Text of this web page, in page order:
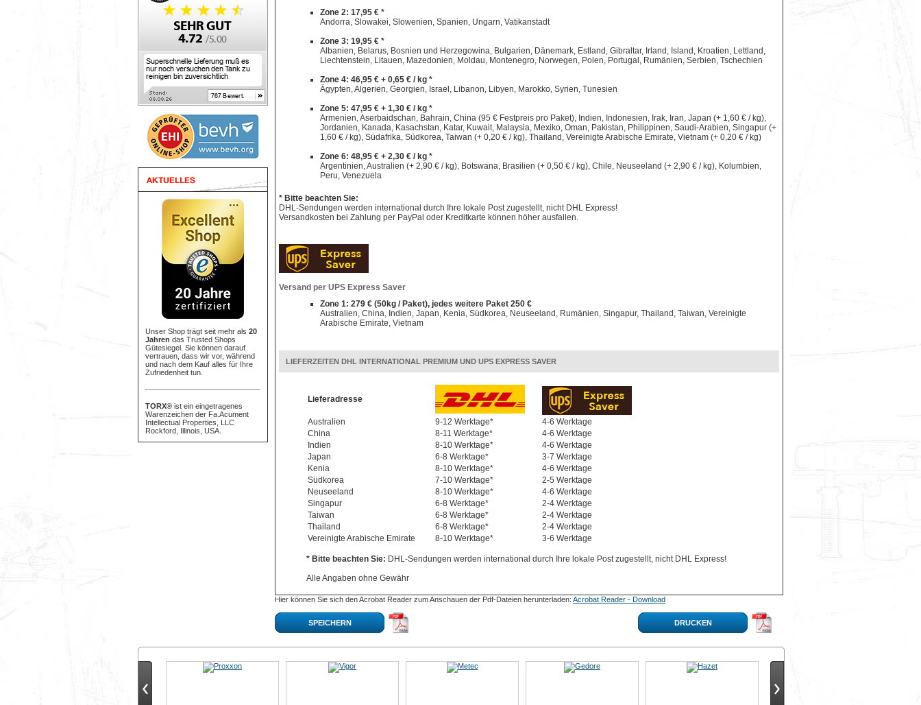
Unser Shop trägt seit mehr als 20
Jahren das Trusted Shops
Gütesiegel. Sie können darauf
vertrauen, dass wir vor, während
und nach dem Kauf alles für Ihre
Zufriedenheit tun.
TORX® ist ein eingetragenes
Warenzeichen der Fa.Acument
Intellectual Properties, LLC
Rockford, Illinois, USA.
Zone 2: 17,95 € *
Andorra, Slowakei, Slowenien, Spanien, Ungarn, Vatikanstadt
Zone 3: 19,95 € *
Albanien, Belarus, Bosnien und Herzegowina, Bulgarien, Dänemark, Estland, Gibraltar, Irland, Island, Kroatien, Lettland,
Liechtenstein, Litauen, Mazedonien, Moldau, Montenegro, Norwegen, Polen, Portugal, Rumänien, Serbien, Tschechien
Zone 4: 46,95 € + 0,65 € / kg *
Ägypten, Algerien, Georgien, Israel, Libanon, Libyen, Marokko, Syrien, Tunesien
Zone 5: 47,95 € + 1,30 € / kg *
Armenien, Aserbaidschan, Bahrain, China (95 € Festpreis pro Paket), Indien, Indonesien, Irak, Iran, Japan (+ 1,60 € / kg),
Jordanien, Kanada, Kasachstan, Katar, Kuwait, Malaysia, Mexiko, Oman, Pakistan, Philippinen, Saudi-Arabien, Singapur (+
1,60 € / kg), Südafrika, Südkorea, Taiwan (+ 0,20 € / kg), Thailand, Vereinigte Arabische Emirate, Vietnam (+ 0,20 € / kg)
Zone 6: 48,95 € + 2,30 € / kg *
Argentinien, Australien (+ 2,90 € / kg), Botswana, Brasilien (+ 0,50 € / kg), Chile, Neuseeland (+ 2,90 € / kg), Kolumbien,
Peru, Venezuela
* Bitte beachten Sie:
DHL-Sendungen werden international durch Ihre lokale Post zugestellt, nicht DHL Express!
Versandkosten bei Zahlung per PayPal oder Kreditkarte können höher ausfallen.
Versand per UPS Express Saver
Zone 1: 279 € (50kg / Paket), jedes weitere Paket 250 €
Australien, China, Indien, Japan, Kenia, Südkorea, Neuseeland, Rumänien, Singapur, Thailand, Taiwan, Vereinigte
Arabische Emirate, Vietnam
LIEFERZEITEN DHL INTERNATIONAL PREMIUM UND UPS EXPRESS SAVER
Lieferadresse
Australien 9-12 Werktage*
4-6 Werktage
China
8-11 Werktage*
4-6 Werktage
Indien
8-10 Werktage*
4-6 Werktage
Japan
6-8 Werktage*
3-7 Werktage
Kenia
8-10 Werktage*
4-6 Werktage
Südkorea
7-10 Werktage*
2-5 Werktage
Neuseeland
8-10 Werktage*
4-6 Werktage
Singapur
6-8 Werktage*
2-4 Werktage
Taiwan
6-8 Werktage*
2-4 Werktage
Thailand
6-8 Werktage*
2-4 Werktage
Vereinigte Arabische Emirate
8-10 Werktage* 3-6 Werktage
* Bitte beachten Sie: DHL-Sendungen werden international durch Ihre lokale Post zugestellt, nicht DHL Express!
Alle Angaben ohne Gewähr
Hier können Sie sich den Acrobat Reader zum Anschauen der Pdf-Dateien herunterladen: Acrobat Reader - Download
SPEICHERN DRUCKEN